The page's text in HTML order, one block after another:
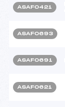
ASAF0421
ASAF0693
ASAF0691
ASAF0621